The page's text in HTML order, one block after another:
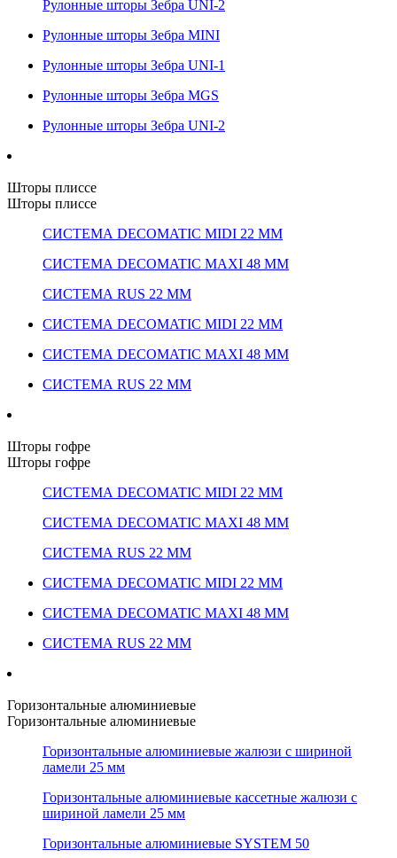
Рулонные шторы Зебра UNI-2
Рулонные шторы Зебра MINI
Рулонные шторы Зебра UNI-1
Рулонные шторы Зебра MGS
Рулонные шторы Зебра UNI-2
Шторы плиссе
Шторы плиссе
СИСТЕМА DECOMATIC MIDI 22 ММ
СИСТЕМА DECOMATIC MAXI 48 ММ
СИСТЕМА RUS 22 ММ
СИСТЕМА DECOMATIC MIDI 22 ММ
СИСТЕМА DECOMATIC MAXI 48 ММ
СИСТЕМА RUS 22 ММ
Шторы гофре
Шторы гофре
СИСТЕМА DECOMATIC MIDI 22 ММ
СИСТЕМА DECOMATIC MAXI 48 ММ
СИСТЕМА RUS 22 ММ
СИСТЕМА DECOMATIC MIDI 22 ММ
СИСТЕМА DECOMATIC MAXI 48 ММ
СИСТЕМА RUS 22 ММ
Горизонтальные алюминиевые
Горизонтальные алюминиевые
Горизонтальные алюминиевые жалюзи с шириной
ламели 25 мм
Горизонтальные алюминиевые кассетные жалюзи с
шириной ламели 25 мм
Горизонтальные алюминиевые SYSTEM 50